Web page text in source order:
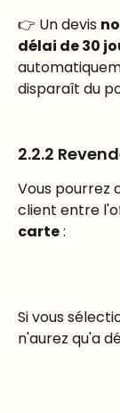
👉 Un devis
délai de 30
disparaît du
2.2.2
Vous pourrez
client entre
carte :
Si vous
n'aurez qu'a